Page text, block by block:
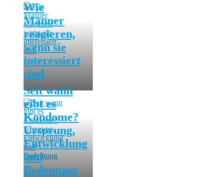
Wie
Männer
reagieren,
wenn sie
interessiert
sind
Seit wann
gibt es
Kondome?
Ursprung,
Entwicklung
und
Bedeutung